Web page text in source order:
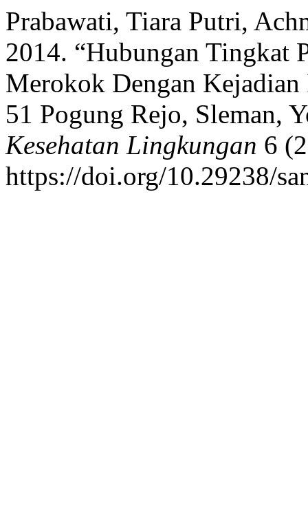
Prabawati, Tiara Putri,
2014. “Hubungan Tingkat
Merokok Dengan
51 Pogung Rejo, Sleman,
Kesehatan Lingkungan 6
https://doi.org/10.29238/